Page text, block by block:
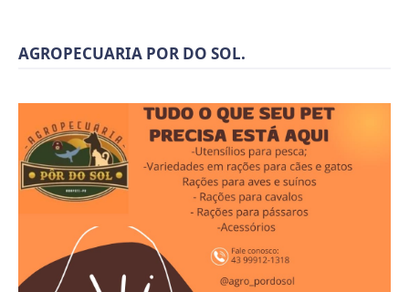
AGROPECUARIA POR DO SOL.